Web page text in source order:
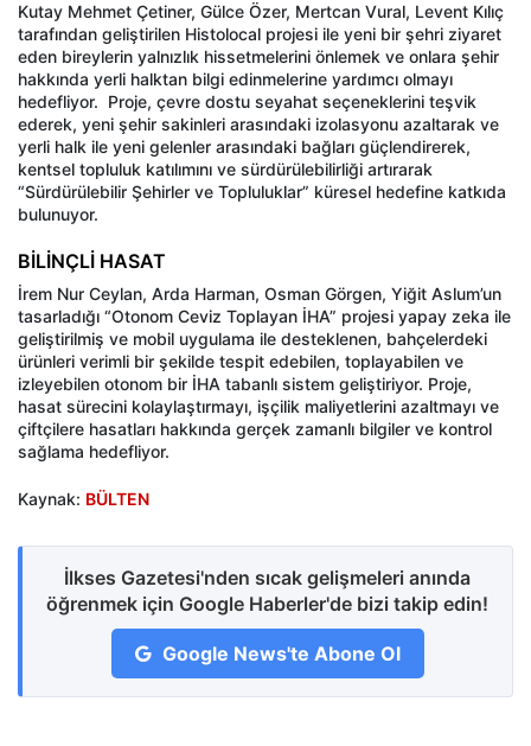
Kutay Mehmet Çetiner, Gülce Özer, Mertcan Vural, Levent Kılıç
tarafından geliştirilen Histolocal projesi ile yeni bir şehri ziyaret
eden bireylerin yalnızlık hissetmelerini önlemek ve onlara şehir
hakkında yerli halktan bilgi edinmelerine yardımcı olmayı
hedefliyor. Proje, çevre dostu seyahat seçeneklerini teşvik
ederek, yeni şehir sakinleri arasındaki izolasyonu azaltarak ve
yerli halk ile yeni gelenler arasındaki bağları güçlendirerek,
kentsel topluluk katılımını ve sürdürülebilirliği artırarak
“Sürdürülebilir Şehirler ve Topluluklar” küresel hedefine katkıda
bulunuyor.
BİLİNÇLİ HASAT
İrem Nur Ceylan, Arda Harman, Osman Görgen, Yiğit Aslum’un
tasarladığı “Otonom Ceviz Toplayan İHA” projesi yapay zeka ile
geliştirilmiş ve mobil uygulama ile desteklenen, bahçelerdeki
ürünleri verimli bir şekilde tespit edebilen, toplayabilen ve
izleyebilen otonom bir İHA tabanlı sistem geliştiriyor. Proje,
hasat sürecini kolaylaştırmayı, işçilik maliyetlerini azaltmayı ve
çiftçilere hasatları hakkında gerçek zamanlı bilgiler ve kontrol
sağlama hedefliyor.
Kaynak: BÜLTEN
İlkses Gazetesi'nden sıcak gelişmeleri anında
öğrenmek için Google Haberler'de bizi takip edin!
Google News'te Abone Ol